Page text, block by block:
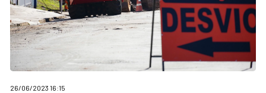
26/06/2023 16:15